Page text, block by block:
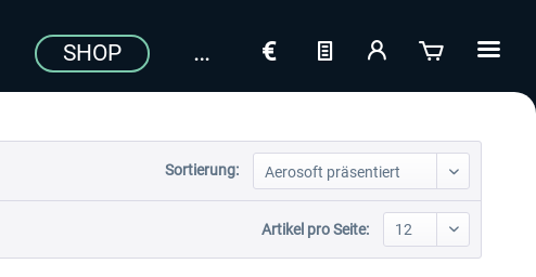
SHOP
Sortierung:
Artikel pro Seite: